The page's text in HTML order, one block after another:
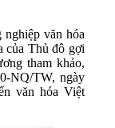
văn hóa
của Thủ đô gợi
tham khảo,
NQ/TW, ngày
văn hóa Việt